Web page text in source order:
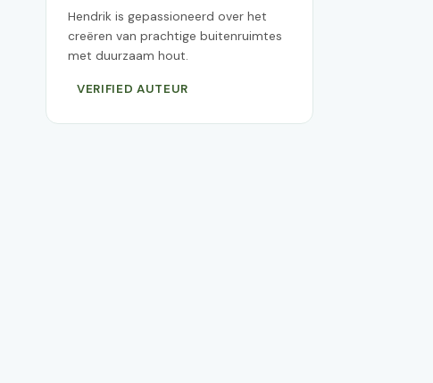
Hendrik is gepassioneerd over het
creëren van prachtige buitenruimtes
met duurzaam hout.
VERIFIED AUTEUR